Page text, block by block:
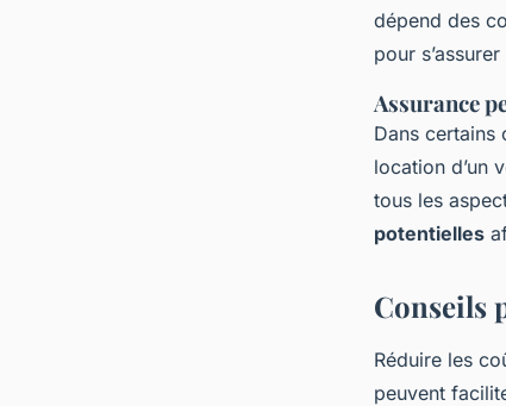
dépend des
pour
Assurance
Dans certains
location d’un
tous les
potentielles
Conseils
Réduire les
peuvent